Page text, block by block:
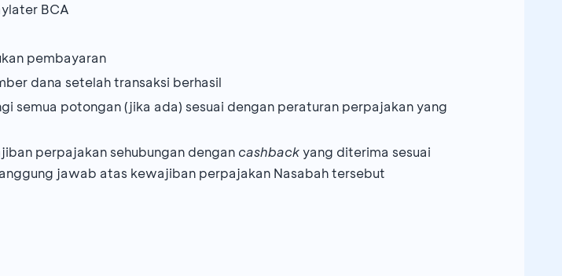
BCA
pembayaran
dana setelah transaksi berhasil
semua potongan (jika ada) sesuai dengan peraturan perpajakan yang
perpajakan sehubungan dengan cashbackyang diterima sesuai
jawab atas kewajiban perpajakan Nasabah tersebut